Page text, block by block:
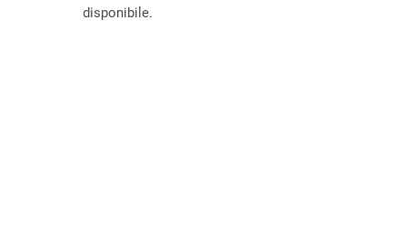
disponibile.